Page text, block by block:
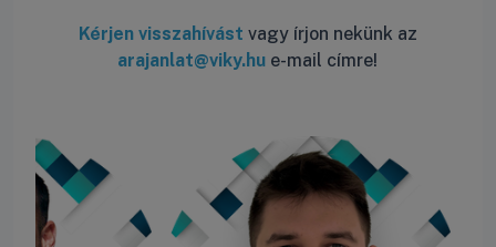
Kérjen visszahívást vagy írjon nekünk az
arajanlat@viky.hu e-mail címre!